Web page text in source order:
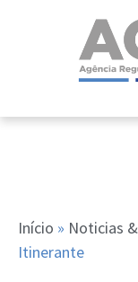
Início » Noticias
Itinerante